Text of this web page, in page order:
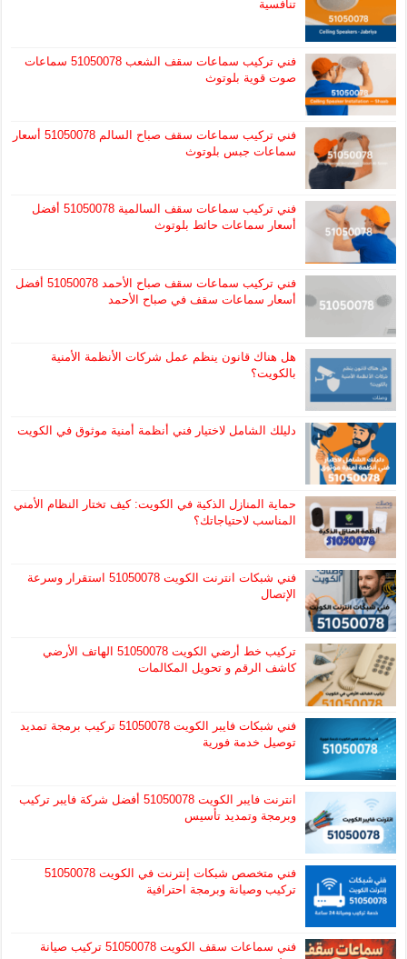
تنافسية
فني تركيب سماعات سقف الشعب 51050078 سماعات
صوت قوية بلوتوث
فني تركيب سماعات سقف صباح السالم 51050078 أسعار
سماعات جبس بلوتوث
فني تركيب سماعات سقف السالمية 51050078 أفضل
أسعار سماعات حائط بلوتوث
فني تركيب سماعات سقف صباح الأحمد 51050078 أفضل
أسعار سماعات سقف في صباح الأحمد
هل هناك قانون ينظم عمل شركات الأنظمة الأمنية
بالكويت؟
دليلك الشامل لاختيار فني أنظمة أمنية موثوق في الكويت
حماية المنازل الذكية في الكويت: كيف تختار النظام الأمني
المناسب لاحتياجاتك؟
فني شبكات انترنت الكويت 51050078 استقرار وسرعة
الإتصال
تركيب خط أرضي الكويت 51050078 الهاتف الأرضي
كاشف الرقم و تحويل المكالمات
فني شبكات فايبر الكويت 51050078 تركيب برمجة تمديد
توصيل خدمة فورية
انترنت فايبر الكويت 51050078 أفضل شركة فايبر تركيب
وبرمجة وتمديد تأسيس
فني متخصص شبكات إنترنت في الكويت 51050078
تركيب وصيانة وبرمجة احترافية
فني سماعات سقف الكويت 51050078 تركيب صيانة